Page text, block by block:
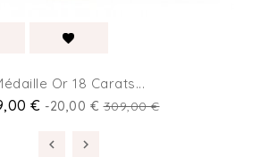
Or 18 Carats...
€ -20,00 € 309,00 €